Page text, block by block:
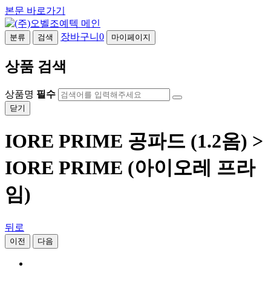
본문 바로가기
분류 검색 장바구니 0 마이페이지
상품 검색
상품명 필수
닫기
IORE PRIME 공파드 (1.2옴) >
IORE PRIME (아이오레 프라
임)
뒤로
이전 다음